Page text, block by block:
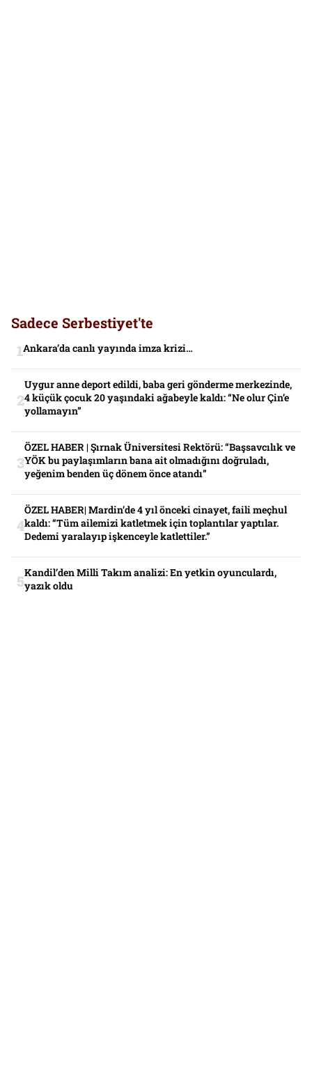
Sadece Serbestiyet'te
Ankara’da canlı yayında imza krizi…
Uygur anne deport edildi, baba geri gönderme merkezinde,
4 küçük çocuk 20 yaşındaki ağabeyle kaldı: “Ne olur Çin’e
yollamayın”
ÖZEL HABER | Şırnak Üniversitesi Rektörü: “Başsavcılık ve
YÖK bu paylaşımların bana ait olmadığını doğruladı,
yeğenim benden üç dönem önce atandı”
ÖZEL HABER| Mardin’de 4 yıl önceki cinayet, faili meçhul
kaldı: “Tüm ailemizi katletmek için toplantılar yaptılar.
Dedemi yaralayıp işkenceyle katlettiler.”
Kandil’den Milli Takım analizi: En yetkin oyunculardı,
yazık oldu